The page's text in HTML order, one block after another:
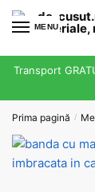
Skip
Skip
MENU
Transport
Prima pagină /